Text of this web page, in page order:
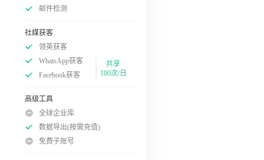
邮件检测
社媒获客
领英获客
WhatsApp获客
Facebook获客
共享
100次/日
高级工具
全球企业库
数据导出(按需充值)
免费子账号